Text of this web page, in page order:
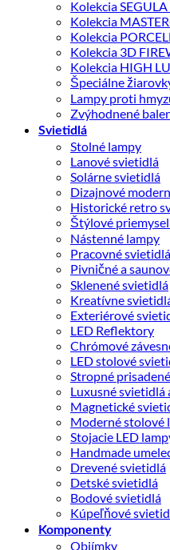
Kolekcia
Kolekcia
Kolekcia
Kolekcia 3D
Kolekcia HIGH
Špeciálne
Lampy proti
Zvýhodnené
Svietidlá
Stolné lampy
Lanové svietidlá
Solárne svietidlá
Dizajnové
Historické retro
Štýlové
Nástenné lampy
Pracovné svietidlá
Pivničné a
Sklenené svietidlá
Kreatívne
Exteriérové
LED Reflektory
Chrómové
LED stolové
Stropné
Luxusné svietidlá
Magnetické
Moderné stolové
Stojacie LED
Handmade
Drevené svietidlá
Detské svietidlá
Bodové svietidlá
Kúpeľňové
Komponenty
Objímky